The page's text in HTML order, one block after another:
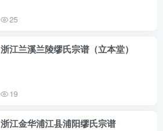
25
浙江兰溪兰陵缪氏宗谱（立本堂）
19
浙江金华浦江县浦阳缪氏宗谱